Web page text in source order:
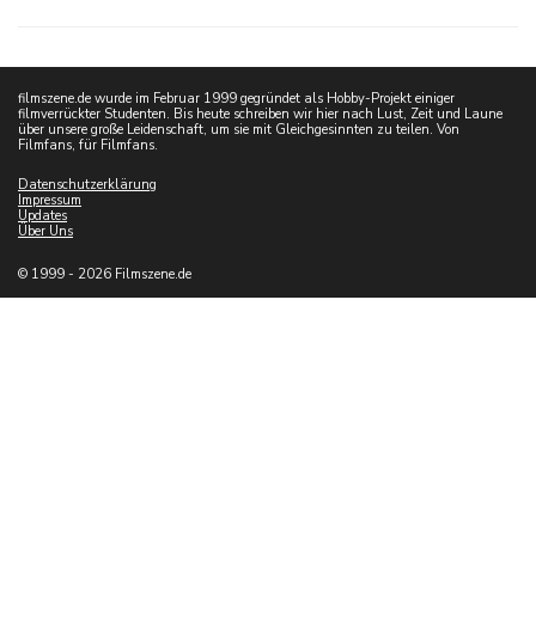
filmszene.de wurde im Februar 1999 gegründet als Hobby-Projekt einiger
filmverrückter Studenten. Bis heute schreiben wir hier nach Lust, Zeit und Laune
über unsere große Leidenschaft, um sie mit Gleichgesinnten zu teilen. Von
Filmfans, für Filmfans.
Datenschutzerklärung
Impressum
Updates
Über Uns
© 1999 - 2026 Filmszene.de